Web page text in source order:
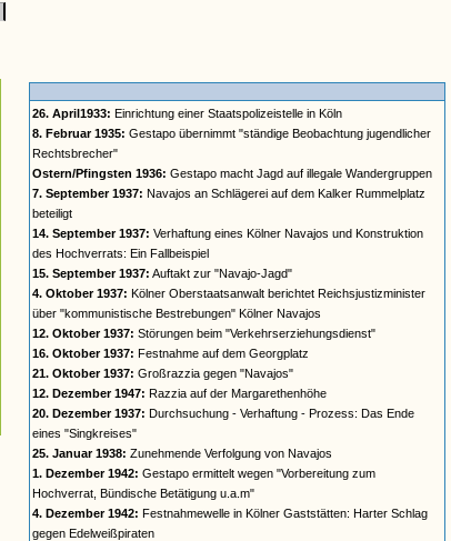
26. April1933: Einrichtung einer Staatspolizeistelle in Köln
8. Februar 1935: Gestapo übernimmt "ständige Beobachtung jugendlicher
Rechtsbrecher"
Ostern/Pfingsten 1936: Gestapo macht Jagd auf illegale Wandergruppen
7. September 1937: Navajos an Schlägerei auf dem Kalker Rummelplatz
beteiligt
14. September 1937: Verhaftung eines Kölner Navajos und Konstruktion
des Hochverrats: Ein Fallbeispiel
15. September 1937: Auftakt zur "Navajo-Jagd"
4. Oktober 1937: Kölner Oberstaatsanwalt berichtet Reichsjustizminister
über "kommunistische Bestrebungen" Kölner Navajos
12. Oktober 1937: Störungen beim "Verkehrserziehungsdienst"
16. Oktober 1937: Festnahme auf dem Georgplatz
21. Oktober 1937: Großrazzia gegen "Navajos"
12. Dezember 1947: Razzia auf der Margarethenhöhe
20. Dezember 1937: Durchsuchung - Verhaftung - Prozess: Das Ende
eines "Singkreises"
25. Januar 1938: Zunehmende Verfolgung von Navajos
1. Dezember 1942: Gestapo ermittelt wegen "Vorbereitung zum
Hochverrat, Bündische Betätigung u.a.m"
4. Dezember 1942: Festnahmewelle in Kölner Gaststätten: Harter Schlag
gegen Edelweißpiraten